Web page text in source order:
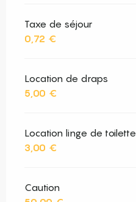
Taxe de séjour
0,72 €
Location de draps
5,00 €
Location linge de toilette
3,00 €
Caution